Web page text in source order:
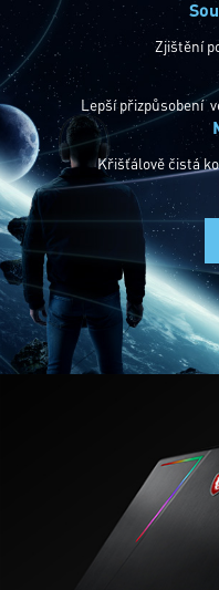
Zjištění
Lepší přizpůsobení
Křišťálově čistá